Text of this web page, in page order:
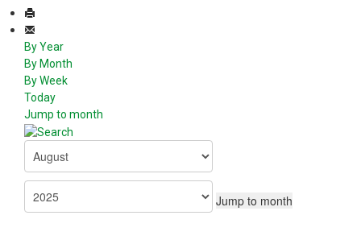
By Year
By Month
By Week
Today
Jump to month
Jump to month